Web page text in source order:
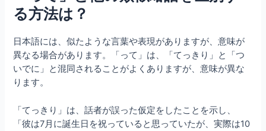
る方法は？
日本語には、似たような言葉や表現がありますが、意味が
異なる場合があります。「って」は、「てっきり」と「つ
いでに」と混同されることがよくありますが、意味が異な
ります。
「てっきり」は、話者が誤った仮定をしたことを示し、
「彼は7月に誕生日を祝っていると思っていたが、実際は10